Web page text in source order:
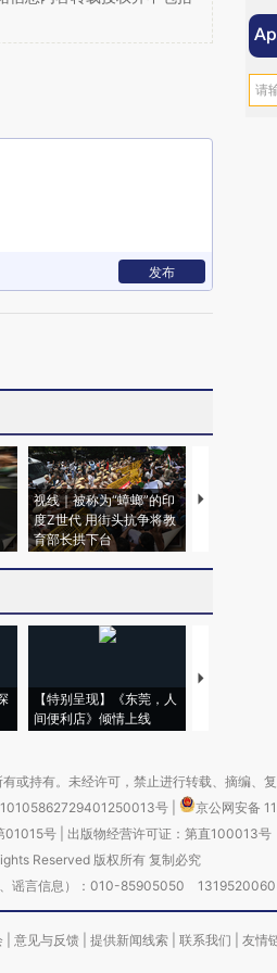
发布
视线｜被称为“蟑螂”的印
度Z世代 用街头抗争将教
育部长拱下台
视线｜“入侵
【特别呈现】《东莞，人
间便利店》倾情上线
【推广】走
或持有。未经许可，禁止进行转载、摘编、
号
京公网安备
01015号| 出版物经营许可证：第直100013号
Reserved 版权所有 复制必究
、谣言信息）：010-85905050
意见与反馈 提供新闻线索 联系我们 友情